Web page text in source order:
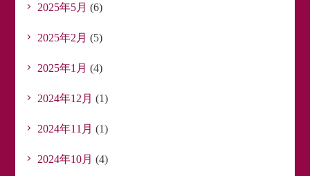
2025年5月 (6)
2025年2月 (5)
2025年1月 (4)
2024年12月 (1)
2024年11月 (1)
2024年10月 (4)